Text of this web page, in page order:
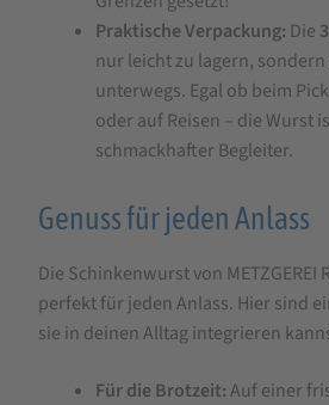
Praktische Verpackung: Die
nur leicht zu lagern,
unterwegs. Egal ob beim
oder auf Reisen – die Wurst
schmackhafter Begleiter.
Genuss für jeden Anlass
Die Schinkenwurst von METZGEREI
perfekt für jeden Anlass. Hier sind
sie in deinen Alltag integrieren
Für die Brotzeit:Auf einer